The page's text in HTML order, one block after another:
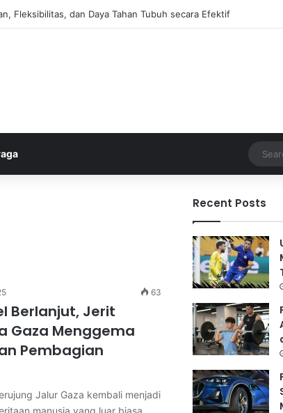
Kekuatan Otot Inti Secara Efektif
63
Berlanjut, Jerit
Gaza Menggema
Pembagian
Jalur Gaza kembali menjadi
manusia yang luar biasa.
Recent Posts